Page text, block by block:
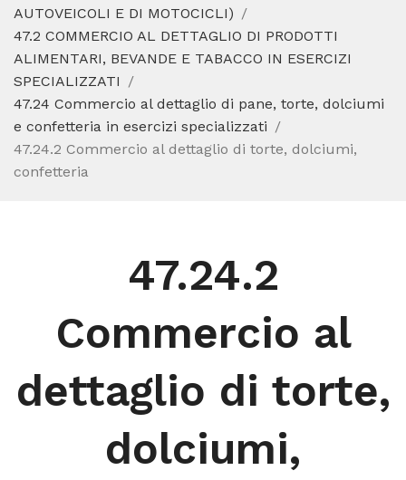
CODICE FISCALE
AUTOVEICOLI E DI MOTOCICLI)
47.2 COMMERCIO AL DETTAGLIO DI PRODOTTI
ALIMENTARI, BEVANDE E TABACCO IN ESERCIZI
SPECIALIZZATI
47.24 Commercio al dettaglio di pane, torte, dolciumi
e confetteria in esercizi specializzati
47.24.2 Commercio al dettaglio di torte, dolciumi,
confetteria
47.24.2
Commercio al
dettaglio di torte,
dolciumi,